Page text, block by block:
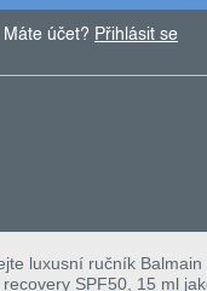
Máte účet? Přihlásit se
luxusní ručník
SPF50, 15 ml